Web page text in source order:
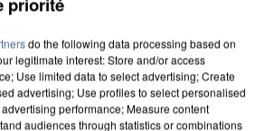
LES...
do the following data processing based on
legitimate interest: Store and/or access
Use limited data to select advertising; Create
advertising; Use profiles to select personalised
performance; Measure content
audiences through statistics or combinations